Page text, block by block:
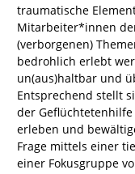
traumatische
Mitarbeiter*innen
(verborgenen)
bedrohlich erlebt
un(aus)haltbar und
Entsprechend stellt
der
erleben und
Frage mittels einer
einer Fokusgruppe